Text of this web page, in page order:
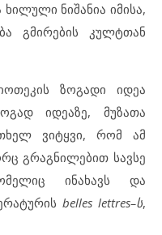
ნიშანია იმისა,
გმირების კულტთან
ზოგადი იდეა
იდეაზე, მუზათა
ვიტყვი, რომ ამ
გრაგნილებით სავსე
ინახავს და
belles lettres–ს,